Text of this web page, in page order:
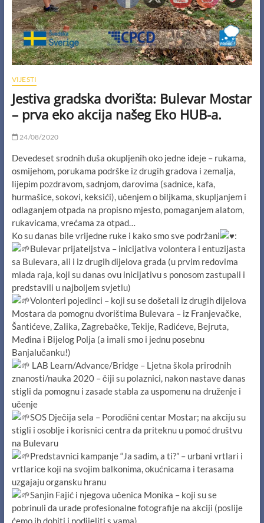
VIJESTI
Jestiva gradska dvorišta: Bulevar Mostar
– prva eko akcija našeg Eko HUB-a.
24/08/2020
Devedeset srodnih duša okupljenih oko jedne ideje – rukama,
osmijehom, porukama podrške iz drugih gradova i zemalja,
lijepim pozdravom, sadnjom, darovima (sadnice, kafa,
hurmašice, sokovi, keksići), učenjem o biljkama, skupljanjem i
odlaganjem otpada na propisno mjesto, pomaganjem alatom,
rukavicama, vrećama za otpad…
Ko su danas bile vrijedne ruke i kako smo sve podržani
:
Bulevar prijateljstva – inicijativa volontera i entuzijasta
sa Bulevara, ali i iz drugih dijelova grada (u prvim redovima
mlada raja, koji su danas ovu inicijativu s ponosom zastupali i
predstavili u najboljem svjetlu)
Volonteri pojedinci – koji su se došetali iz drugih dijelova
Mostara da pomognu dvorištima Bulevara – iz Franjevačke,
Šantićeve, Zalika, Zagrebačke, Tekije, Radićeve, Bejruta,
Međina i Bijelog Polja (a imali smo i jednu posebnu
Banjalučanku!)
LAB Learn/Advance/Bridge – Ljetna škola prirodnih
znanosti/nauka 2020 – čiji su polaznici, nakon nastave danas
stigli da pomognu i zasade stabla za uspomenu na druženje i
učenje
SOS Dječija sela – Porodični centar Mostar; na akciju su
stigli i osoblje i korisnici centra da priteknu u pomoć društvu
na Bulevaru
Predstavnici kampanje “Ja sadim, a ti?” – urbani vrtlari i
vrtlarice koji na svojim balkonima, okućnicama i terasama
uzgajaju organsku hranu
Sanjin Fajić i njegova učenica Monika – koji su se
pobrinuli da urade profesionalne fotografije na akciji (poslije
ćemo ih dobiti i podijeliti s vama)